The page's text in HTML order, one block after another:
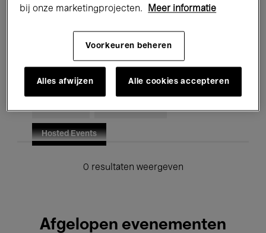
Jazz Klassieke Muziek Global Music
Elektronische Muziek
Voor iedereen Kids’ Palace
Hosted Events
0 resultaten weergeven
Afgelopen evenementen
bij onze marketingprojecten.
Meer informatie
Voorkeuren beheren
Alles afwijzen Alle cookies accepteren